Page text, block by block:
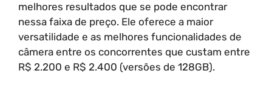
melhores resultados que se pode encontrar
nessa faixa de preço. Ele oferece a maior
versatilidade e as melhores funcionalidades de
câmera entre os concorrentes que custam entre
R$ 2.200 e R$ 2.400 (versões de 128GB).